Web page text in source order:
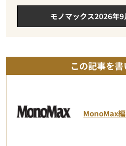
モノマックス2026年9
この記事を書
MonoMax